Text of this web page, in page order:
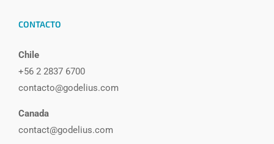
CONTACTO
Chile
+56 2 2837 6700
contacto@godelius.com
Canada
contact@godelius.com